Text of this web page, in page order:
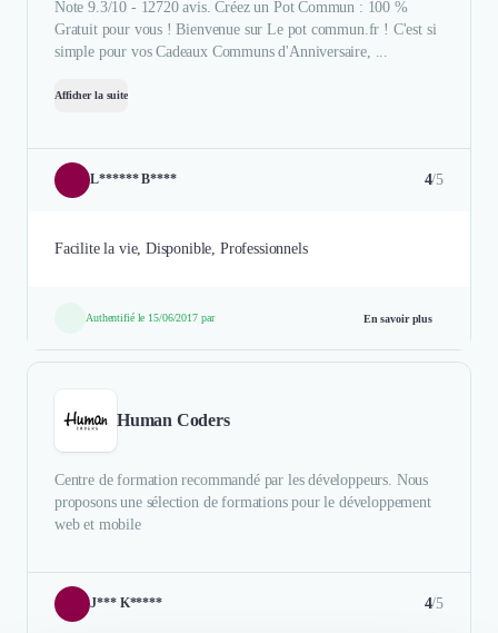
Note 9.3/10 - 12720 avis. Créez un Pot Commun : 100 %
Gratuit pour vous ! Bienvenue sur Le pot commun.fr ! C'est si
simple pour vos Cadeaux Communs d'Anniversaire, ...
Afficher la suite
L****** B**** 4/5
Facilite la vie, Disponible, Professionnels
Authentifié le 15/06/2017 par En savoir plus
Human Coders
Centre de formation recommandé par les développeurs. Nous
proposons une sélection de formations pour le développement
web et mobile
J*** K***** 4/5